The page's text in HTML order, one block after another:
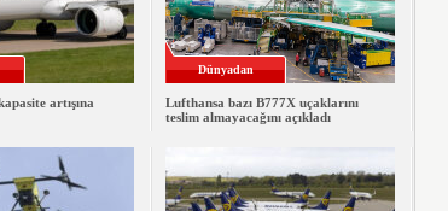
artışına
Dünyadan
Lufthansa bazı B777X uçaklarını
teslim almayacağını açıkladı